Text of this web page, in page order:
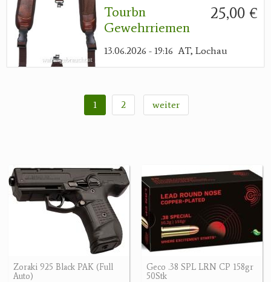
25,00 €
Tourbn
Gewehrriemen
13.06.2026 - 19:16 AT, Lochau
1 2 weiter
Zoraki 925 Black PAK (Full
Auto)
Geco .38 SPL LRN CP 158gr
50Stk